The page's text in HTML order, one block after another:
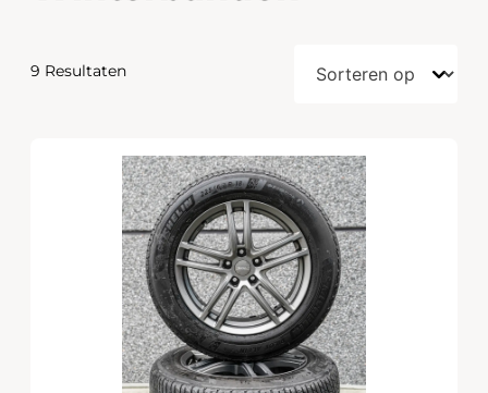
9 Resultaten